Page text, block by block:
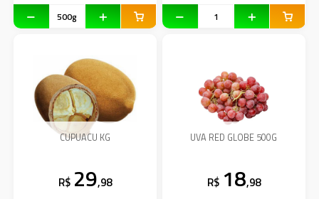
CUPUACU KG
R$ 29,98
UVA RED GLOBE 500G
R$ 18,98